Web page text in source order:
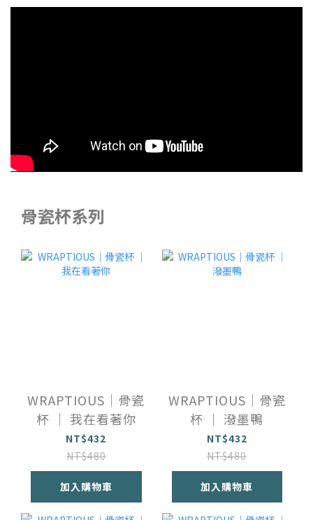
骨瓷杯系列
WRAPTIOUS｜骨瓷
杯 ｜ 我在看著你
NT$432
NT$480
加入購物車
WRAPTIOUS｜骨瓷
杯 ｜ 潑墨鴨
NT$432
NT$480
加入購物車